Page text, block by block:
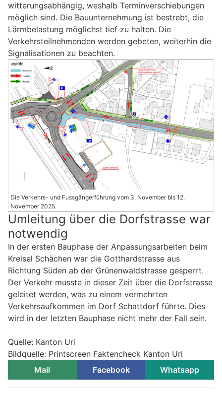
witterungsabhängig, weshalb Terminverschiebungen
möglich sind. Die Bauunternehmung ist bestrebt, die
Lärmbelastung möglichst tief zu halten. Die
Verkehrsteilnehmenden werden gebeten, weiterhin die
Signalisationen zu beachten.
Die Verkehrs- und Fussgängerführung vom 3. November bis 12.
November 2025.
Umleitung über die Dorfstrasse war
notwendig
In der ersten Bauphase der Anpassungsarbeiten beim
Kreisel Schächen war die Gotthardstrasse aus
Richtung Süden ab der Grünenwaldstrasse gesperrt.
Der Verkehr musste in dieser Zeit über die Dorfstrasse
geleitet werden, was zu einem vermehrten
Verkehrsaufkommen im Dorf Schattdorf führte. Dies
wird in der letzten Bauphase nicht mehr der Fall sein.
Quelle: Kanton Uri
Bildquelle: Printscreen Faktencheck Kanton Uri
Mail
Facebook Whatsapp